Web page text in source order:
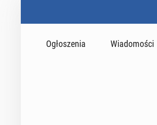
Ogłoszenia Wiadomości